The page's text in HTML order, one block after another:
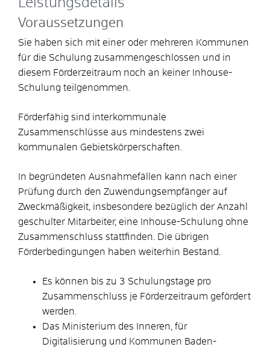
Voraussetzungen
Sie haben sich mit einer oder mehreren Kommunen
für die Schulung zusammengeschlossen und in
diesem Förderzeitraum noch an keiner Inhouse-
Schulung teilgenommen.
Förderfähig sind interkommunale
Zusammenschlüsse aus mindestens zwei
kommunalen Gebietskörperschaften.
In begründeten Ausnahmefällen kann nach einer
Prüfung durch den Zuwendungsempfänger auf
Zweckmäßigkeit, insbesondere bezüglich der Anzahl
geschulter Mitarbeiter, eine Inhouse-Schulung ohne
Zusammenschluss stattfinden. Die übrigen
Förderbedingungen haben weiterhin Bestand.
Es können bis zu 3 Schulungstage pro
Zusammenschluss je Förderzeitraum gefördert
werden.
Das Ministerium des Inneren, für
Digitalisierung und Kommunen Baden-